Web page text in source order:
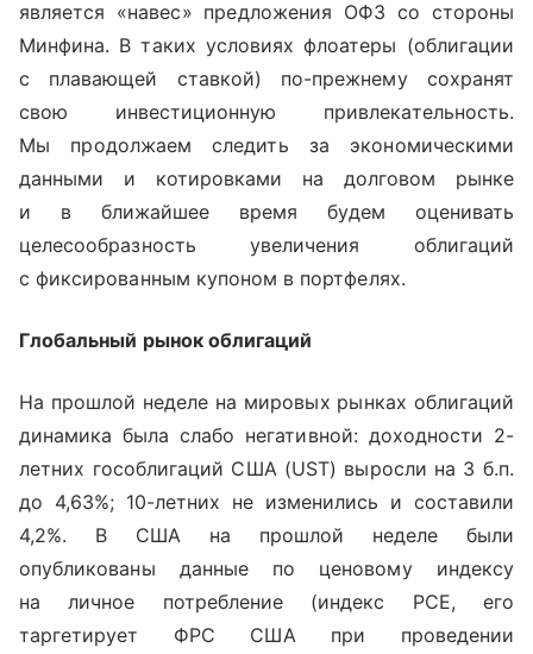
является «навес» предложения ОФЗ со стороны
Минфина. В таких условиях флоатеры (облигации
с плавающей ставкой) по-прежнему сохранят
свою инвестиционную привлекательность.
Мы продолжаем следить за экономическими
данными и котировками на долговом рынке
и в ближайшее время будем оценивать
целесообразность увеличения облигаций
с фиксированным купоном в портфелях.
Глобальный рынок облигаций
На прошлой неделе на мировых рынках облигаций
динамика была слабо негативной: доходности 2-
летних гособлигаций США (UST) выросли на 3 б.п.
до 4,63%; 10-летних не изменились и составили
4,2%. В США на прошлой неделе были
опубликованы данные по ценовому индексу
на личное потребление (индекс PCE, его
таргетирует ФРС США при проведении